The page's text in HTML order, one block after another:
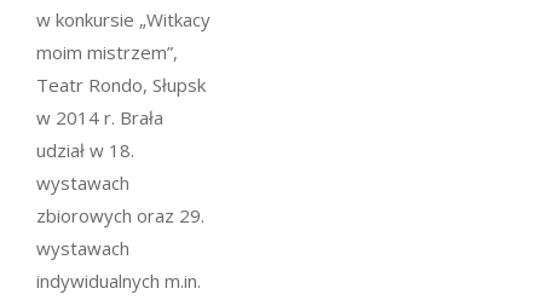
w konkursie „Witkacy
moim mistrzem”,
Teatr Rondo, Słupsk
w 2014 r. Brała
udział w 18.
wystawach
zbiorowych oraz 29.
wystawach
indywidualnych m.in.